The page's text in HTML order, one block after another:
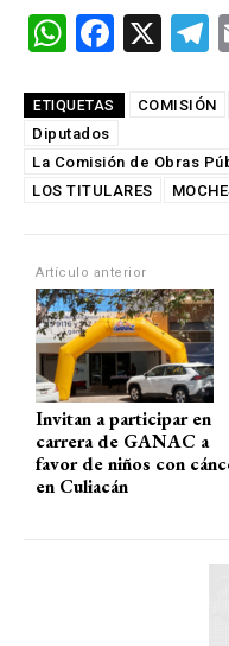
W
at
s
A
p
F
ce
b
o
k
X
e
a
ETIQUETAS COMISIÓN
Diputados
La Comisión de Obras
LOS TITULARES
Artículo anterior
Invitan a participar en
carrera de GANAC a
favor de niños con
en Culiacán